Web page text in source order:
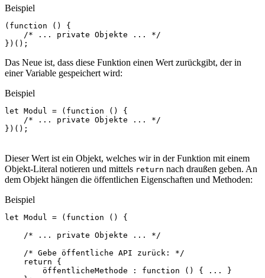
Beispiel
( function ()
{
/* ... private Objekte ... */
})();
Das Neue ist, dass diese Funktion einen Wert zurückgibt, der in
einer Variable gespeichert wird:
Beispiel
let Modul = ( function ()
{
/* ... private Objekte ... */
})();
Dieser Wert ist ein Objekt, welches wir in der Funktion mit einem
Objekt-Literal notieren und mittels return nach draußen geben. An
dem Objekt hängen die öffentlichen Eigenschaften und Methoden:
Beispiel
let Modul = ( function ()
{
/* ... private Objekte ... */
/* Gebe öffentliche API zurück: */
return
{
öffentlicheMethode
: function () { ...
}